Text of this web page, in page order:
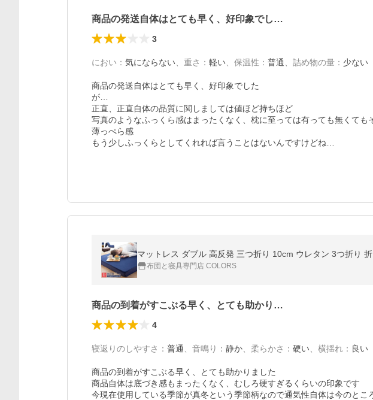
商品の発送自体はとても早く、好印象でし…
3
におい ： 気にならない 重さ ： 軽い 保温性 ： 普通 詰め物の量 ： 少ない
商品の発送自体はとても早く、好印象でした
が…
正直、正直自体の品質に関しましては値ほど持ちほど
写真のようなふっくら感はまったくなく、枕に至っては有っても無くても
薄っぺら感
マットレス ダブル 高反発 三つ折り 10cm ウレタン 3つ折り
布団と寝具専門店 COLORS
商品の到着がすこぶる早く、とても助かり…
4
寝返りのしやすさ ： 普通 音鳴り ： 静か 柔らかさ ： 硬い 横揺れ ： 良い
商品の到着がすこぶる早く、とても助かりました
商品自体は底づき感もまったくなく、むしろ硬すぎるくらいの印象です
今現在使用している季節が真冬という季節柄なので通気性自体は今のとこ